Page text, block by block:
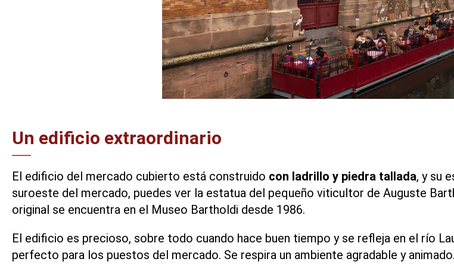
Un edificio extraordinario
El edificio del mercado cubierto está construido con ladrillo y piedra tallada, y su
suroeste del mercado, puedes ver la estatua del pequeño viticultor de Auguste
original se encuentra en el Museo Bartholdi desde 1986.
El edificio es precioso, sobre todo cuando hace buen tiempo y se refleja en el río
perfecto para los puestos del mercado. Se respira un ambiente agradable y animado.